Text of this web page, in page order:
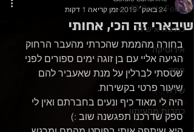
All Posts Feed
כתיבה אישית
אירוטיקה
פתק
שירה
כתבות מהעיתון
שיבארי זה הכי, אחותי
24 באוק׳ 2019
זמן קריאה 1 דקות
בחורה מהממת שהכרתי מהעבר הרחוק
הגיעה אליי עם בן זוגה ימים ספורים לפני
שטסתי לברלין על מנת שאעביר להם
שיעור פרטי בקשירות.
היה לי מאוד כיף ונעים בחברתם ואין לי
ספק שדרכנו תפגשנה שוב :)